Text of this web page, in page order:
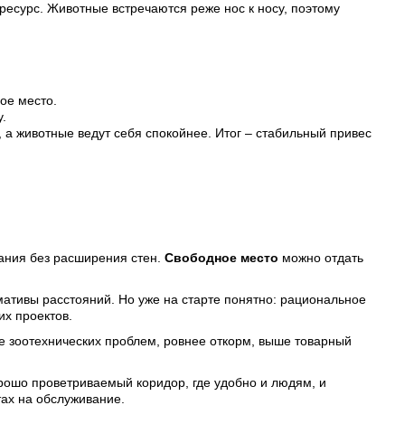
Животные встречаются реже нос к носу, поэтому
место.
животные ведут себя спокойнее. Итог – стабильный привес
без расширения стен. Свободное место можно отдать
расстояний. Но уже на старте понятно: рациональное
проектов.
зоотехнических проблем, ровнее откорм, выше товарный
проветриваемый коридор, где удобно и людям, и
на обслуживание.